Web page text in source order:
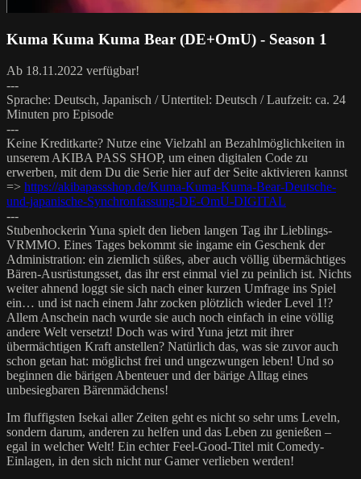
Kuma Kuma Kuma Bear (DE+OmU) - Season 1
Ab 18.11.2022 verfügbar!
---
Sprache: Deutsch, Japanisch / Untertitel: Deutsch / Laufzeit: ca. 24
Minuten pro Episode
---
Keine Kreditkarte? Nutze eine Vielzahl an Bezahlmöglichkeiten in
unserem AKIBA PASS SHOP, um einen digitalen Code zu
erwerben, mit dem Du die Serie hier auf der Seite aktivieren kannst
=> https://akibapassshop.de/Kuma-Kuma-Kuma-Bear-Deutsche-
und-japanische-Synchronfassung-DE-OmU-DIGITAL
---
Stubenhockerin Yuna spielt den lieben langen Tag ihr Lieblings-
VRMMO. Eines Tages bekommt sie ingame ein Geschenk der
Administration: ein ziemlich süßes, aber auch völlig übermächtiges
Bären-Ausrüstungsset, das ihr erst einmal viel zu peinlich ist. Nichts
weiter ahnend loggt sie sich nach einer kurzen Umfrage ins Spiel
ein… und ist nach einem Jahr zocken plötzlich wieder Level 1!?
Allem Anschein nach wurde sie auch noch einfach in eine völlig
andere Welt versetzt! Doch was wird Yuna jetzt mit ihrer
übermächtigen Kraft anstellen? Natürlich das, was sie zuvor auch
schon getan hat: möglichst frei und ungezwungen leben! Und so
beginnen die bärigen Abenteuer und der bärige Alltag eines
unbesiegbaren Bärenmädchens!
Im fluffigsten Isekai aller Zeiten geht es nicht so sehr ums Leveln,
sondern darum, anderen zu helfen und das Leben zu genießen –
egal in welcher Welt! Ein echter Feel-Good-Titel mit Comedy-
Einlagen, in den sich nicht nur Gamer verlieben werden!